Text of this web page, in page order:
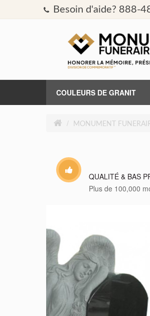
Besoin d'aide? 888-
COULEURS DE GRANIT
BLEU PERLE
BRITZ BLEU
GRIS DE BARRÉ FERRÉ
NOIR
PARADISO
ROSE LAURENTIEN
MONUMENT
QUALITÉ & BAS
Plus de 100,000